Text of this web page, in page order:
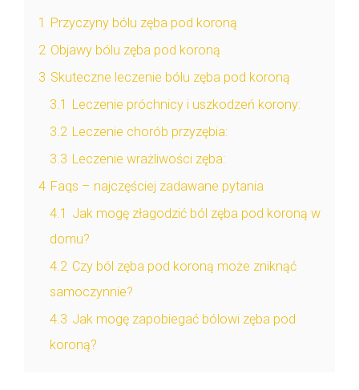
1 Przyczyny bólu zęba pod koroną
2 Objawy bólu zęba pod koroną
3 Skuteczne leczenie bólu zęba pod koroną
3.1 Leczenie próchnicy i uszkodzeń korony:
3.2 Leczenie chorób przyzębia:
3.3 Leczenie wrażliwości zęba:
4 Faqs – najczęściej zadawane pytania
4.1 Jak mogę złagodzić ból zęba pod koroną w
domu?
4.2 Czy ból zęba pod koroną może zniknąć
samoczynnie?
4.3 Jak mogę zapobiegać bólowi zęba pod
koroną?